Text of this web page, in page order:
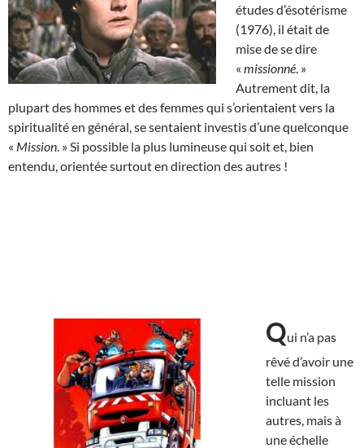
études d’ésotérisme
(1976), il était de
mise de se dire
« missionné . »
Autrement dit, la
plupart des hommes et des femmes qui s’orientaient vers la
spiritualité en général, se sentaient investis d’une quelconque
« Mission . » Si possible la plus lumineuse qui soit et, bien
entendu, orientée surtout en direction des autres !
Qui n’a pas
rêvé d’avoir une
telle mission
incluant les
autres, mais à
une échelle